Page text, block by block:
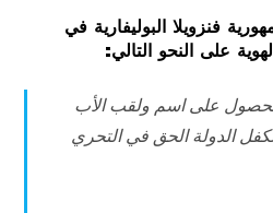
فنزويلا البوليفارية في
على اسم ولقب الأب
الدولة الحق في التحري